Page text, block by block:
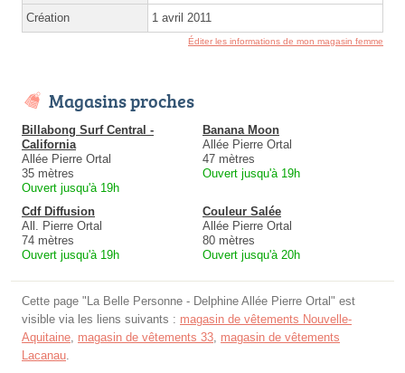
Création 1 avril 2011
Éditer les informations de mon magasin femme
Magasins proches
Billabong Surf Central -
California
Allée Pierre Ortal
35 mètres
Ouvert jusqu'à 19h
Banana Moon
Allée Pierre Ortal
47 mètres
Ouvert jusqu'à 19h
Cdf Diffusion
All. Pierre Ortal
74 mètres
Ouvert jusqu'à 19h
Couleur Salée
Allée Pierre Ortal
80 mètres
Ouvert jusqu'à 20h
Cette page "La Belle Personne - Delphine Allée Pierre Ortal" est
visible via les liens suivants : magasin de vêtements Nouvelle-
Aquitaine, magasin de vêtements 33, magasin de vêtements
Lacanau.